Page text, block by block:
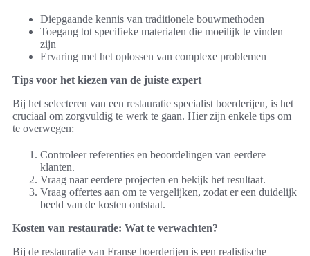
Diepgaande kennis van traditionele bouwmethoden
Toegang tot specifieke materialen die moeilijk te vinden
zijn
Ervaring met het oplossen van complexe problemen
Tips voor het kiezen van de juiste expert
Bij het selecteren van een restauratie specialist boerderijen, is het
cruciaal om zorgvuldig te werk te gaan. Hier zijn enkele tips om
te overwegen:
Controleer referenties en beoordelingen van eerdere
klanten.
Vraag naar eerdere projecten en bekijk het resultaat.
Vraag offertes aan om te vergelijken, zodat er een duidelijk
beeld van de kosten ontstaat.
Kosten van restauratie: Wat te verwachten?
Bij de restauratie van Franse boerderijen is een realistische